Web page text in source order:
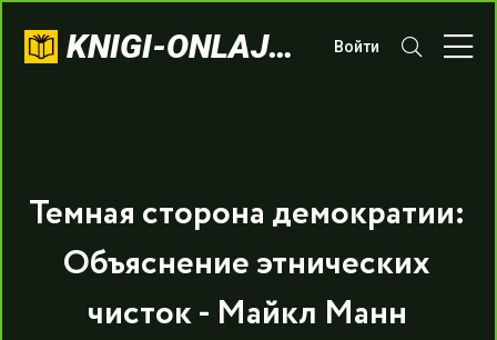
KNIGI-ONLAJN.COM Войти
Темная сторона демократии:
Объяснение этнических
чисток - Майкл Манн